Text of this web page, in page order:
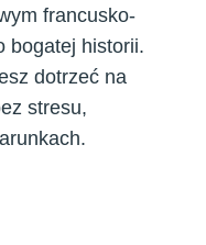
francusko-
bogatej historii.
dotrzeć na
stresu,